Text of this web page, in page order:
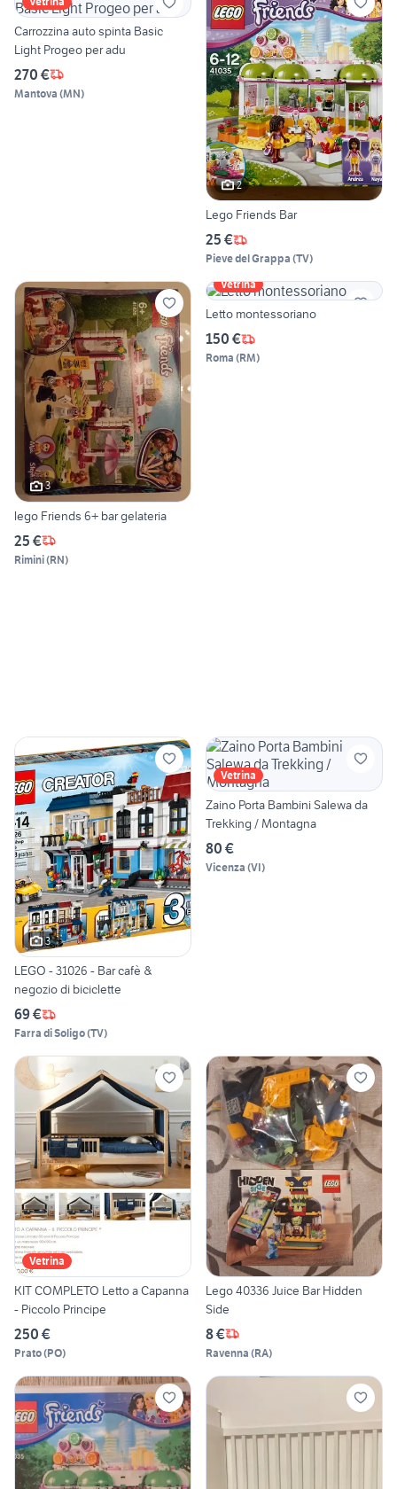
Carrozzina auto spinta Basic
Light Progeo per adu
270 €
Mantova (MN)
2
Lego Friends Bar
25 €
Pieve del Grappa (TV)
3
lego Friends 6+ bar gelateria
25 €
Rimini(RN)
Vetrina
Letto montessoriano
150 €
Roma (RM)
3
LEGO - 31026 - Bar cafè &
negozio di biciclette
69 €
Farra di Soligo(TV)
Vetrina
Zaino Porta Bambini Salewa da
Trekking / Montagna
80 €
Vicenza (VI)
Vetrina
KIT COMPLETO Letto a Capanna
- Piccolo Principe
250 €
Prato(PO)
Lego 40336 Juice Bar Hidden
Side
8 €
Ravenna (RA)